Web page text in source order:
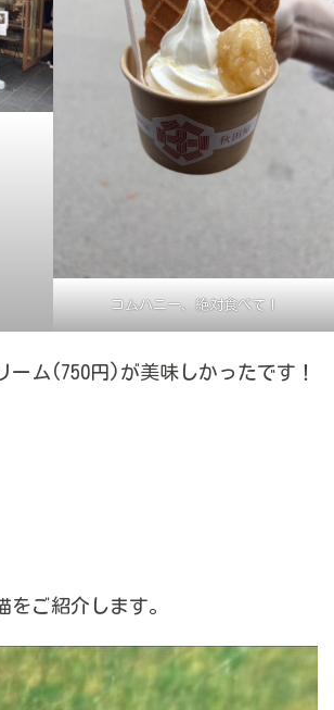
コムハニー、絶対食べて！
ム(750円)が美味しかったです！
ご紹介します。